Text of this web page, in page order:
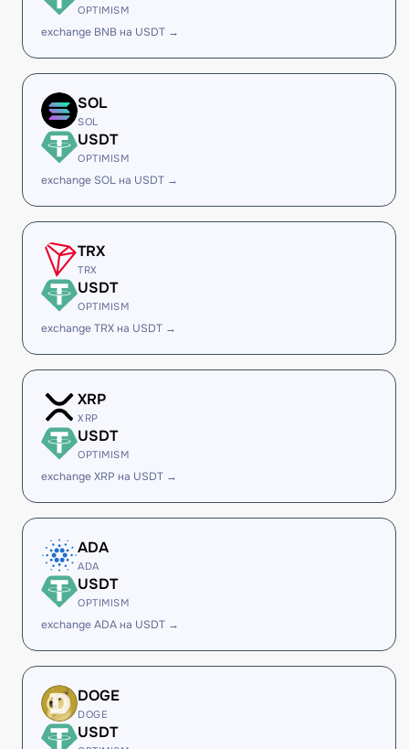
OPTIMISM
exchange BNB на USDT →
SOL
SOL
USDT
OPTIMISM
exchange SOL на USDT →
TRX
TRX
USDT
OPTIMISM
exchange TRX на USDT →
XRP
XRP
USDT
OPTIMISM
exchange XRP на USDT →
ADA
ADA
USDT
OPTIMISM
exchange ADA на USDT →
DOGE
DOGE
USDT